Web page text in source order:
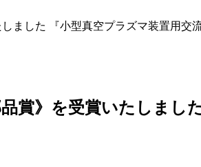
ました 『小型真空プラズマ装置用交
賞》を受賞いたしま